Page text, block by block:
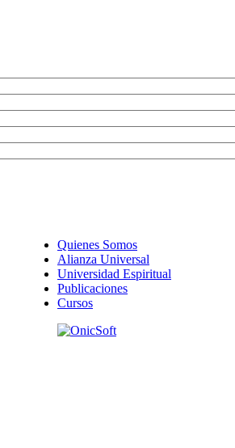
Quienes Somos
Alianza Universal
Universidad Espiritual
Publicaciones
Cursos